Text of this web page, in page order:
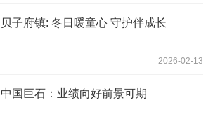
贝子府镇: 冬日暖童心 守护伴成长
2026-02-13
中国巨石：业绩向好前景可期